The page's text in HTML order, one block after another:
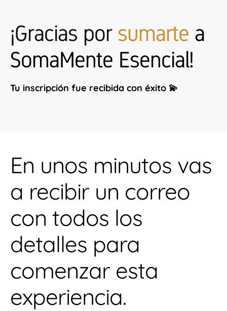
¡Gracias por sumarte a
SomaMente Esencial!
Tu inscripción fue recibida con éxito 💫
En unos minutos vas
a recibir un correo
con todos los
detalles para
comenzar esta
experiencia.